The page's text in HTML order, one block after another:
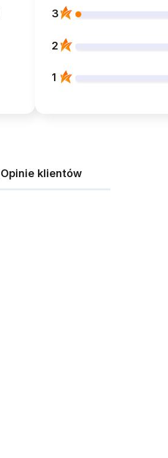
3
2
1
Opinie klientów